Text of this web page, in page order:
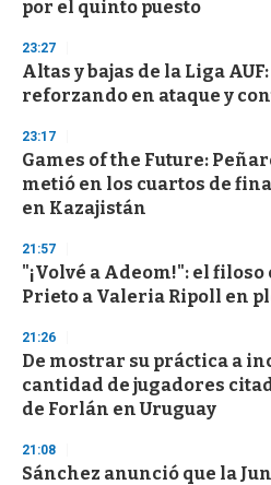
o
d
s
por el quinto puesto
23:27
Altas y bajas de la Liga
reforzando en ataque y
23:17
Games of the Future:
metió en los cuartos de
en Kazajistán
21:57
"¡Volvé a Adeom!": el
Prieto a Valeria Ripoll en
21:26
De mostrar su práctica a
cantidad de jugadores
de Forlán en Uruguay
21:08
Sánchez anunció que la